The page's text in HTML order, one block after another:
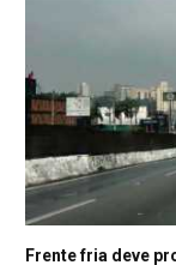
Frente fria deve